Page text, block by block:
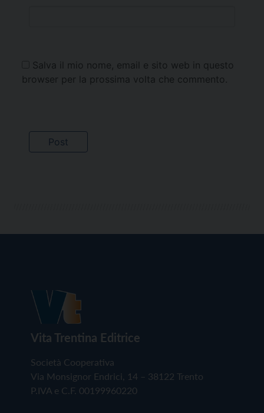
Salva il mio nome, email e sito web in questo
browser per la prossima volta che commento.
Vita Trentina Editrice
Società Cooperativa
Via Monsignor Endrici, 14 – 38122 Trento
P.IVA e C.F. 00199960220